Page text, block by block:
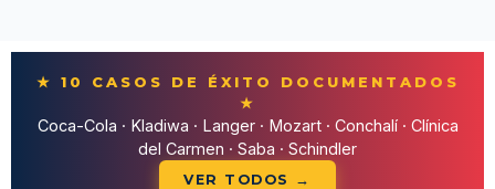
★ 10 CASOS DE ÉXITO DOCUMENTADOS
★
Coca-Cola · Kladiwa · Langer · Mozart · Conchalí · Clínica
del Carmen · Saba · Schindler
VER TODOS →